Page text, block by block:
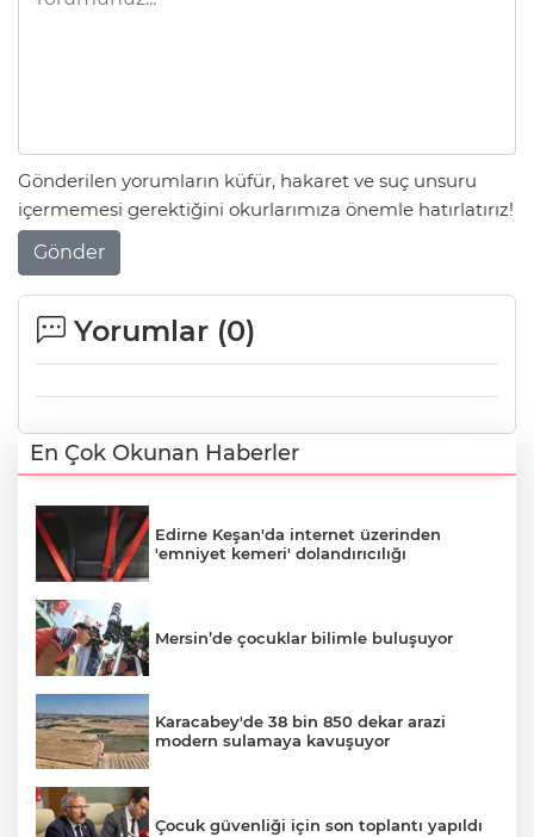
Gönderilen yorumların küfür, hakaret ve suç unsuru
içermemesi gerektiğini okurlarımıza önemle hatırlatırız!
Gönder
Yorumlar (0)
En Çok Okunan Haberler
Edirne Keşan'da internet üzerinden
'emniyet kemeri' dolandırıcılığı
Mersin’de çocuklar bilimle buluşuyor
Karacabey'de 38 bin 850 dekar arazi
modern sulamaya kavuşuyor
Çocuk güvenliği için son toplantı yapıldı